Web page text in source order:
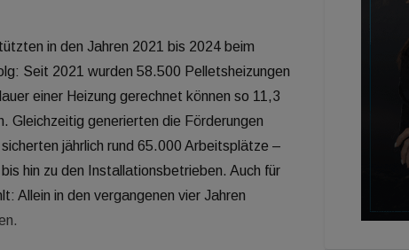
in den Jahren 2021 bis 2024 beim
Seit 2021 wurden 58.500 Pelletsheizungen
einer Heizung gerechnet können so 11,3
Gleichzeitig generierten die Förderungen
jährlich rund 65.000 Arbeitsplätze –
hin zu den Installationsbetrieben. Auch für
Allein in den vergangenen vier Jahren